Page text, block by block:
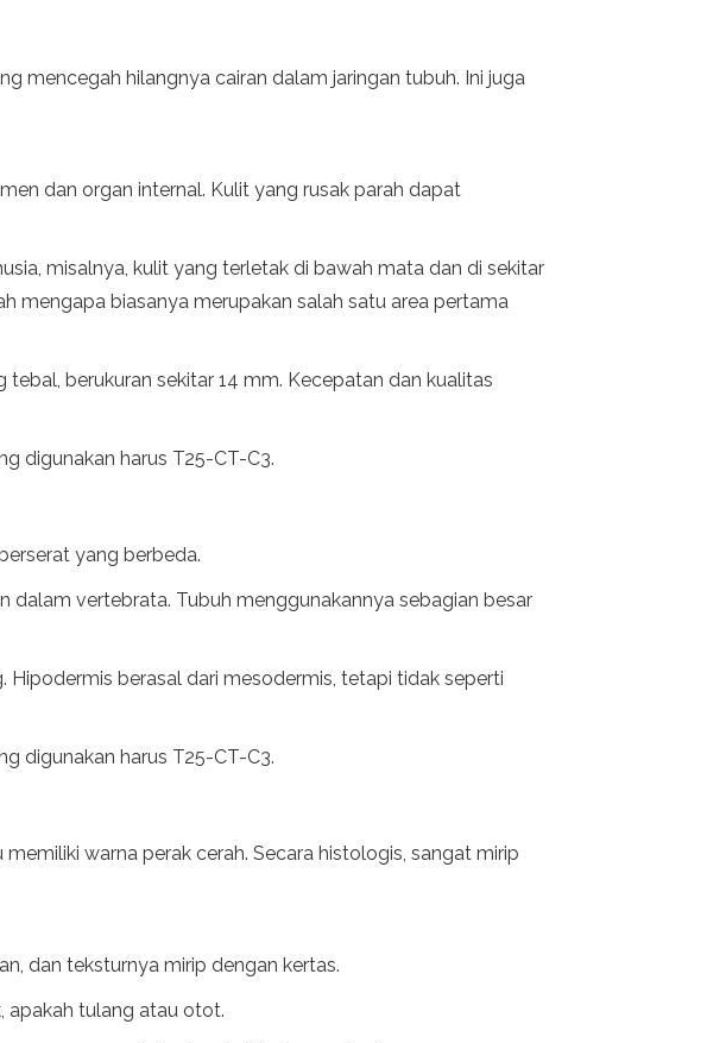
mencegah hilangnya cairan dalam jaringan tubuh. Ini juga
dan organ internal. Kulit yang rusak parah dapat
misalnya, kulit yang terletak di bawah mata dan di sekitar
mengapa biasanya merupakan salah satu area pertama
berukuran sekitar 14 mm. Kecepatan dan kualitas
digunakan harus T25-CT-C3.
yang berbeda.
dalam vertebrata. Tubuh menggunakannya sebagian besar
berasal dari mesodermis, tetapi tidak seperti
digunakan harus T25-CT-C3.
warna perak cerah. Secara histologis, sangat mirip
dan teksturnya mirip dengan kertas.
apakah tulang atau otot.